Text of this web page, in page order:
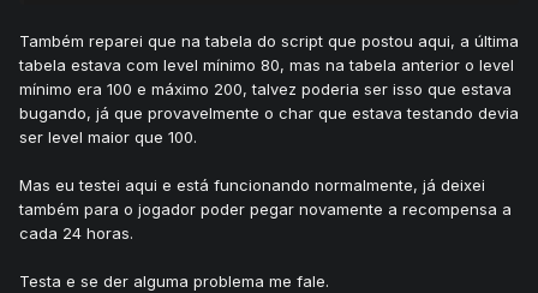
Também reparei que na tabela do script que postou aqui, a última
tabela estava com level mínimo 80, mas na tabela anterior o level
mínimo era 100 e máximo 200, talvez poderia ser isso que estava
bugando, já que provavelmente o char que estava testando devia
ser level maior que 100.
Mas eu testei aqui e está funcionando normalmente, já deixei
também para o jogador poder pegar novamente a recompensa a
cada 24 horas.
Testa e se der alguma problema me fale.